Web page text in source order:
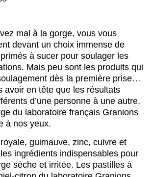
mal à la gorge, vous vous
devant un choix immense de
à sucer pour soulager les
Mais peu sont les produits qui
dès la première prise…
avoir en tête que les résultats
d’une personne à une autre,
du laboratoire français Granions
à nos yeux.
guimauve, zinc, cuivre et
ingrédients indispensables pour
sèche et irritée. Les pastilles à